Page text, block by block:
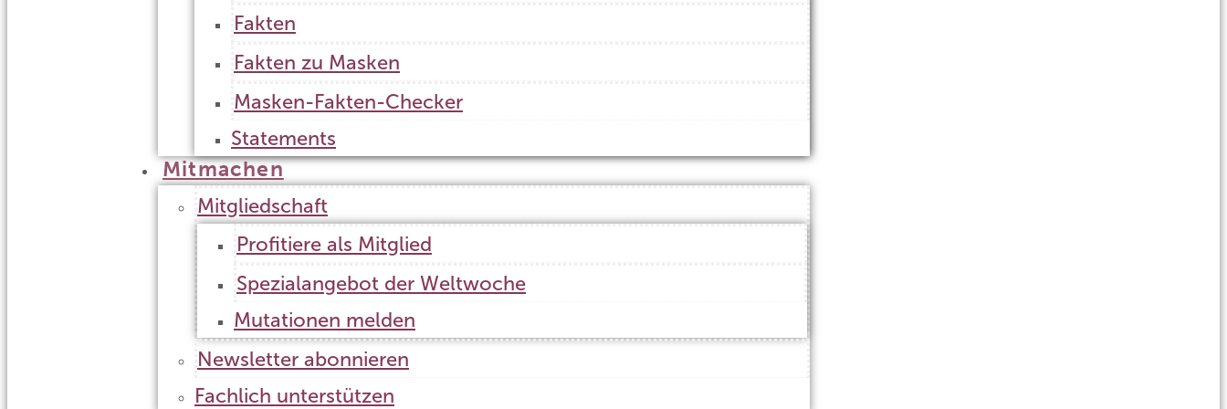
Fakten
Fakten zu Masken
Masken-Fakten-Checker
Statements
Mitmachen
Mitgliedschaft
Profitiere als Mitglied
Spezialangebot der Weltwoche
Mutationen melden
Newsletter abonnieren
Fachlich unterstützen